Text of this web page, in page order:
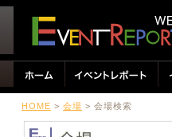
HOME > 会場 > 会場検索